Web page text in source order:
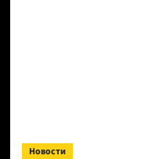
Новости